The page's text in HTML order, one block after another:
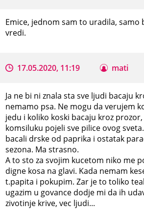
Emice, jednom sam to uradila, samo
vredi.
17.05.2020, 11:19 mati
Ja ne bi ni znala sta sve ljudi bacaju
nemamo psa. Ne mogu da verujem
jedu i koliko koski bacaju kroz
komsiluku pojeli sve pilice ovog
bacali drske od paprika i ostatak
sezona. Ma strasno.
A to sto za svojim kucetom niko me
digne kosa na glavi. Kada nemam
t.papita i pokupim. Zar je to toliko
ugazim u govance dodje mi da ih
zivotinje krive, vec ljudi...